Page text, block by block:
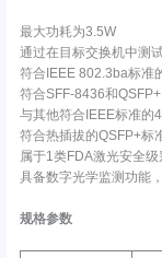
最大功耗为3.5W
通过在目标交换机中测
符合IEEE 802.3ba标准
符合SFF-8436和
与其他符合IEEE标准的
符合热插拔的QSFP+标
属于1类FDA激光安全
具备数字光学监测功能
规格参数